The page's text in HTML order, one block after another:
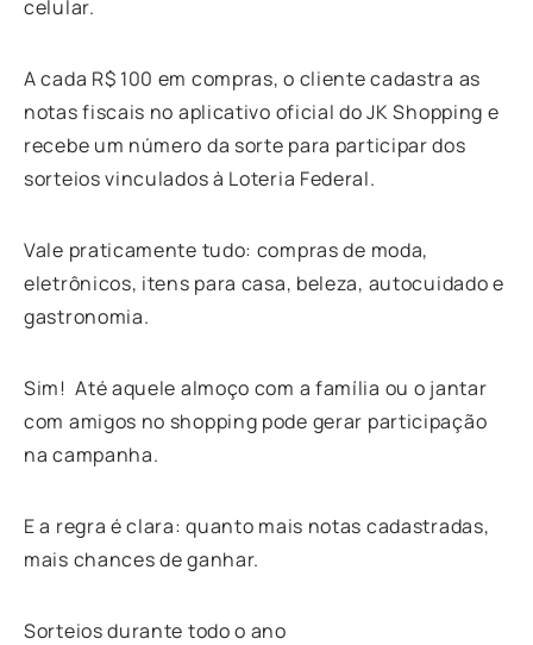
celular.
A cada R$ 100 em compras, o cliente cadastra as
notas fiscais no aplicativo oficial do JK Shopping e
recebe um número da sorte para participar dos
sorteios vinculados à Loteria Federal.
Vale praticamente tudo: compras de moda,
eletrônicos, itens para casa, beleza, autocuidado e
gastronomia.
Sim! Até aquele almoço com a família ou o jantar
com amigos no shopping pode gerar participação
na campanha.
E a regra é clara: quanto mais notas cadastradas,
mais chances de ganhar.
Sorteios durante todo o ano